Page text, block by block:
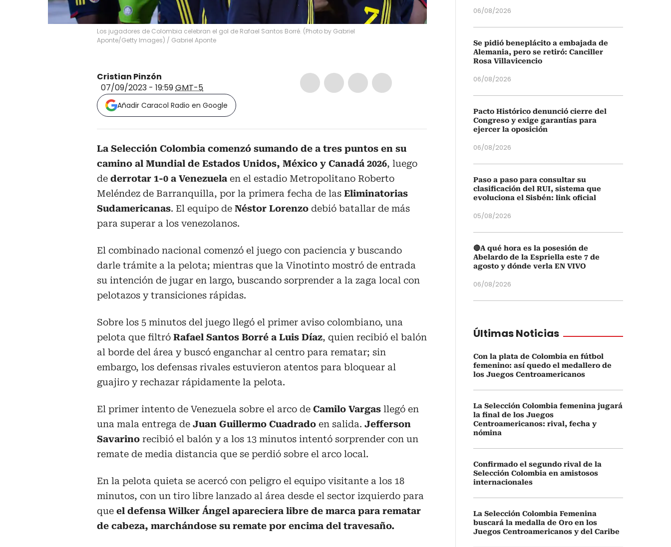
Los jugadores de Colombia celebran el gol de Rafael Santos Borré. (Photo by Gabriel
Aponte/Getty Images) / Gabriel Aponte
Cristian Pinzón
07/09/2023 - 19:59GMT-5
Añadir Caracol Radio en Google
La Selección Colombia comenzó sumando de a tres puntos en su
camino al Mundial de Estados Unidos, México y Canadá 2026, luego
de derrotar 1-0 a Venezuela en el estadio Metropolitano Roberto
Meléndez de Barranquilla, por la primera fecha de las Eliminatorias
Sudamericanas. El equipo de Néstor Lorenzo debió batallar de más
para superar a los venezolanos.
El combinado nacional comenzó el juego con paciencia y buscando
darle trámite a la pelota; mientras que la Vinotinto mostró de entrada
su intención de jugar en largo, buscando sorprender a la zaga local con
pelotazos y transiciones rápidas.
Sobre los 5 minutos del juego llegó el primer aviso colombiano, una
pelota que filtró Rafael Santos Borré a Luis Díaz, quien recibió el balón
al borde del área y buscó enganchar al centro para rematar; sin
embargo, los defensas rivales estuvieron atentos para bloquear al
guajiro y rechazar rápidamente la pelota.
El primer intento de Venezuela sobre el arco de Camilo Vargas llegó en
una mala entrega de Juan Guillermo Cuadrado en salida. Jefferson
Savarino recibió el balón y a los 13 minutos intentó sorprender con un
remate de media distancia que se perdió sobre el arco local.
En la pelota quieta se acercó con peligro el equipo visitante a los 18
minutos, con un tiro libre lanzado al área desde el sector izquierdo para
que el defensa Wilker Ángel apareciera libre de marca para rematar
de cabeza, marchándose su remate por encima del travesaño.
06/08/2026
Se pidió beneplácito a embajada de
Alemania, pero se retiró: Canciller
Rosa Villavicencio
06/08/2026
Pacto Histórico denunció cierre del
Congreso y exige garantías para
ejercer la oposición
06/08/2026
Paso a paso para consultar su
clasificación del RUI, sistema que
evoluciona el Sisbén: link oficial
05/08/2026
🔴A qué hora es la posesión de
Abelardo de la Espriella este 7 de
agosto y dónde verla EN VIVO
06/08/2026
Últimas Noticias
Con la plata de Colombia en fútbol
femenino: así quedo el medallero de
los Juegos Centroamericanos
La Selección Colombia femenina jugará
la final de los Juegos
Centroamericanos: rival, fecha y
nómina
Confirmado el segundo rival de la
Selección Colombia en amistosos
internacionales
La Selección Colombia Femenina
buscará la medalla de Oro en los
Juegos Centroamericanos y del Caribe